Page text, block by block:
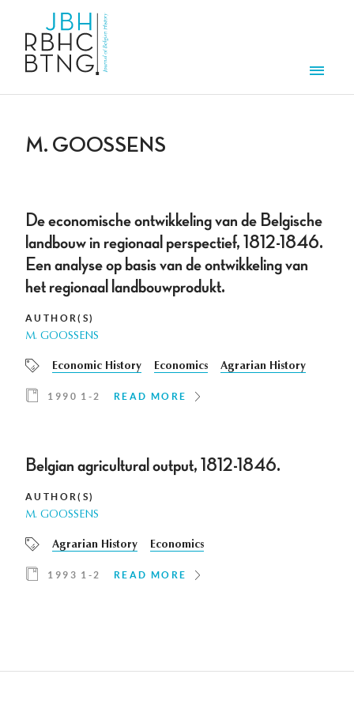
M. GOOSSENS
De economische ontwikkeling van de Belgische
landbouw in regionaal perspectief, 1812-1846.
Een analyse op basis van de ontwikkeling van
het regionaal landbouwprodukt.
AUTHOR(S)
M. GOOSSENS
Economic History Economics Agrarian History
1990 1-2 READ MORE
Belgian agricultural output, 1812-1846.
AUTHOR(S)
M. GOOSSENS
Agrarian History Economics
1993 1-2 READ MORE